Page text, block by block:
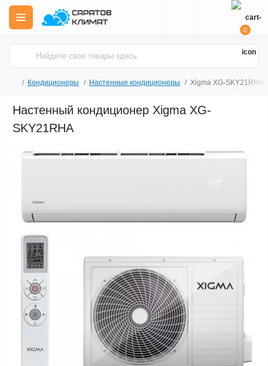
0
Кондиционеры Настенные кондиционеры Xigma XG-SKY21RHA
Настенный кондиционер Xigma XG-
SKY21RHA